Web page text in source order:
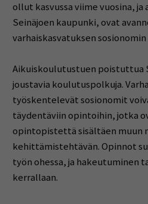
ollut kasvussa viime vuosina,
Seinäjoen kaupunki, ovat
varhaiskasvatuksen
Aikuiskoulutustuen poistuttua
joustavia koulutuspolkuja.
työskentelevät sosionomit
täydentäviin opintoihin, jotka
opintopistettä sisältäen muun
kehittämistehtävän. Opinnot
työn ohessa, ja hakeutuminen
kerrallaan.